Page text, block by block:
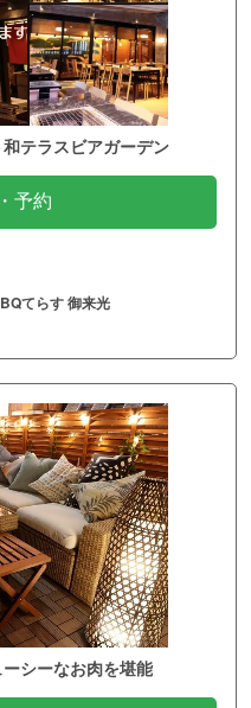
テラスビアガーデン
予約
てらす 御来光
シーなお肉を堪能